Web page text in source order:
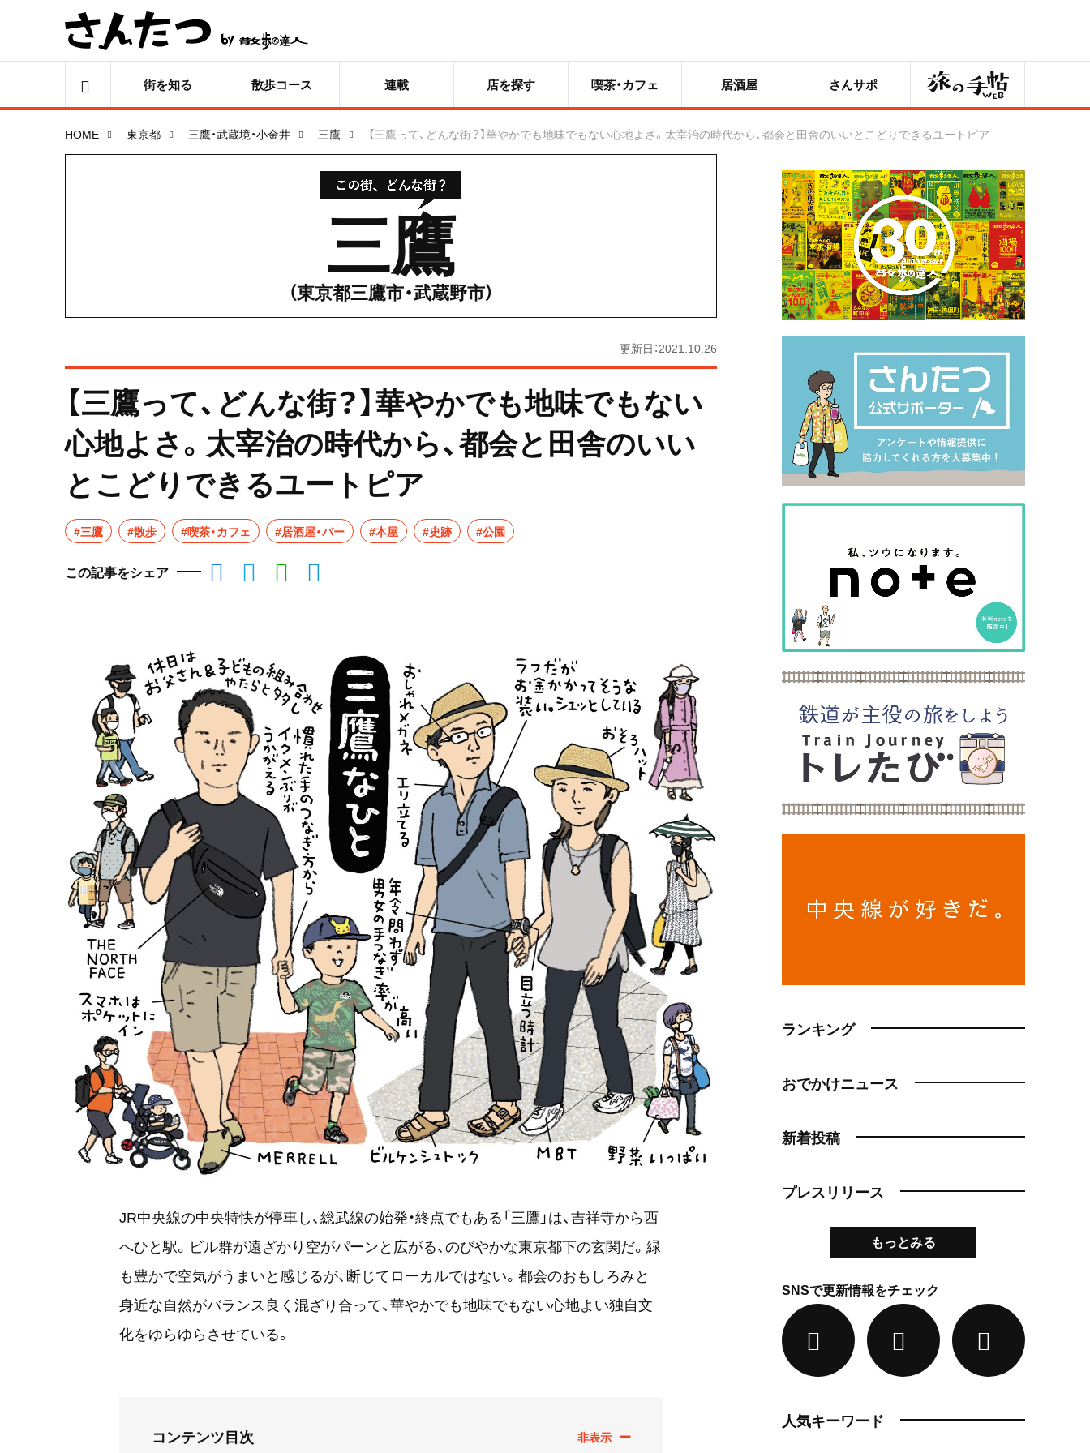
街を知る 散歩コース 連載 店を探す 喫茶・カフェ 居酒屋 さんサポ 旅の手帖
HOME 東京都 三鷹・武蔵境・小金井 三鷹 【三鷹って、どんな街？】華やかでも地味でもない心地よさ。太宰治の時代から、都会と田舎のいいとこどりできるユートピア
三鷹
（東京都三鷹市・武蔵野市）
更新日：2021.10.26
【三鷹って、どんな街？】華やかでも地味でもない
心地よさ。太宰治の時代から、都会と田舎のいい
とこどりできるユートピア
#三鷹 #散歩 #喫茶・カフェ #居酒屋・バー #本屋 #史跡 #公園
この記事をシェア
JR中央線の中央特快が停車し、総武線の始発・終点でもある「三鷹」は、吉祥寺から西
へひと駅。ビル群が遠ざかり空がパーンと広がる、のびやかな東京都下の玄関だ。緑
も豊かで空気がうまいと感じるが、断じてローカルではない。都会のおもしろみと
身近な自然がバランス良く混ざり合って、華やかでも地味でもない心地よい独自文
化をゆらゆらさせている。
コンテンツ目次
ランキング
おでかけニュース
新着投稿
プレスリリース
もっとみる
SNSで更新情報をチェック
人気キーワード